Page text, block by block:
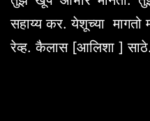
सहाय्य कर. येशूच्या
रेव्ह. कैलास [आलिशा ] साठे.